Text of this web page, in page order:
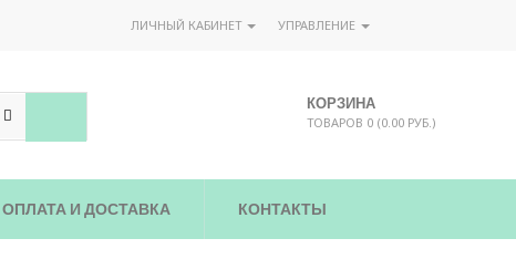
ЛИЧНЫЙ КАБИНЕТ УПРАВЛЕНИЕ
КОРЗИНА
ТОВАРОВ 0 (0.00 РУБ.)
ОПЛАТА И ДОСТАВКА КОНТАКТЫ